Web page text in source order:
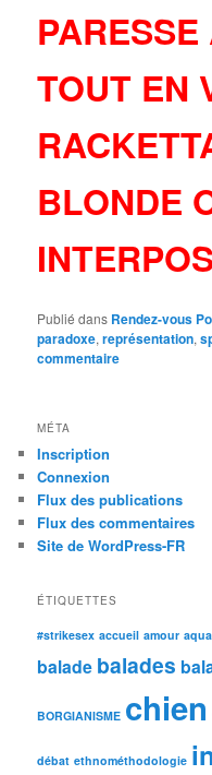
TOUT EN
BLONDE
Publié dans Rendez-vous
paradoxe,représentation,
commentaire
MÉTA
Inscription
Connexion
Flux des publications
Flux des commentaires
Site de WordPress-FR
ÉTIQUETTES
#strikesex accueil amour
balade balades
BORGIANISME chien
débat ethnométhodologie